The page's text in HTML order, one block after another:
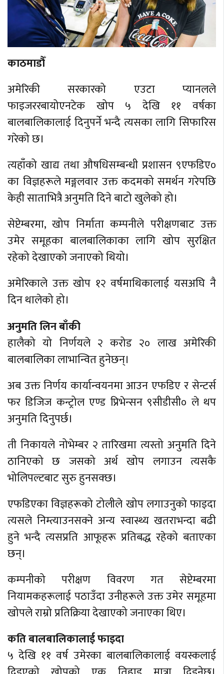
काठमाडौँ
अमेरिकी सरकारको एउटा प्यानलले
फाइजररबायोएनटेक खोप ५ देखि ११ वर्षका
बालबालिकालाई दिनुपर्ने भन्दै त्यसका लागि सिफारिस
गरेको छ।
त्यहाँको खाद्य तथा औषधिसम्बन्धी प्रशासन ९एफडिए०
का विज्ञहरूले मङ्गलवार उक्त कदमको समर्थन गरेपछि
केही साताभित्रै अनुमति दिने बाटो खुलेको हो।
सेप्टेम्बरमा, खोप निर्माता कम्पनीले परीक्षणबाट उक्त
उमेर समूहका बालबालिकाका लागि खोप सुरक्षित
रहेको देखाएको जनाएको थियो।
अमेरिकाले उक्त खोप १२ वर्षमाथिकालाई यसअघि नै
दिन थालेको हो।
अनुमति लिन बाँकी
हालैको यो निर्णयले २ करोड २० लाख अमेरिकी
बालबालिका लाभान्वित हुनेछन्।
अब उक्त निर्णय कार्यान्वयनमा आउन एफडिए र सेन्टर्स
फर डिजिज कन्ट्रोल एण्ड प्रिभेन्सन ९सीडीसी० ले थप
अनुमति दिनुपर्छ।
ती निकायले नोभेम्बर २ तारिखमा त्यस्तो अनुमति दिने
ठानिएको छ जसको अर्थ खोप लगाउन त्यसकै
भोलिपल्टबाट सुरु हुनसक्छ।
एफडिएका विज्ञहरूको टोलीले खोप लगाउनुको फाइदा
त्यसले निम्त्याउनसक्ने अन्य स्वास्थ्य खतराभन्दा बढी
हुने भन्दै त्यसप्रति आफूहरू प्रतिबद्ध रहेको बताएका
छन्।
कम्पनीको परीक्षण विवरण गत सेप्टेम्बरमा
नियामकहरूलाई पठाउँदा उनीहरूले उक्त उमेर समूहमा
खोपले राम्रो प्रतिक्रिया देखाएको जनाएका थिए।
कति बालबालिकालाई फाइदा
५ देखि ११ वर्ष उमेरका बालबालिकालाई वयस्कलाई